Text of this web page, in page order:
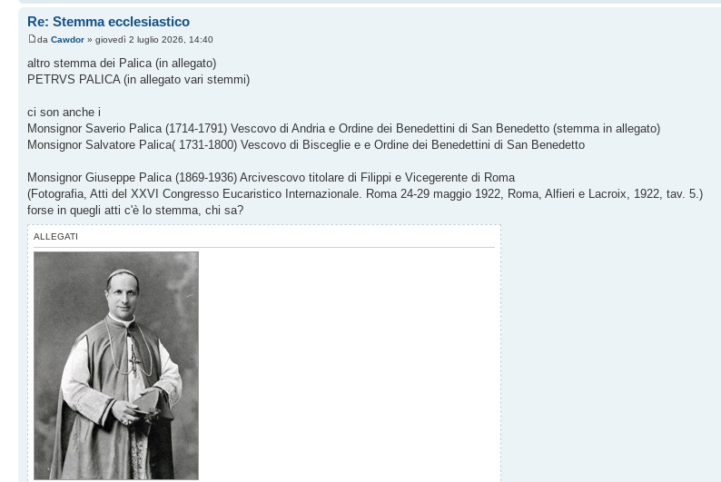
Re: Stemma ecclesiastico
da Cawdor » giovedì 2 luglio 2026, 14:40
altro stemma dei Palica (in allegato)
PETRVS PALICA (in allegato vari stemmi)
ci son anche i
Monsignor Saverio Palica (1714-1791) Vescovo di Andria e Ordine dei Benedettini di San Benedetto (stemma in allegato)
Monsignor Salvatore Palica( 1731-1800) Vescovo di Bisceglie e e Ordine dei Benedettini di San Benedetto
Monsignor Giuseppe Palica (1869-1936) Arcivescovo titolare di Filippi e Vicegerente di Roma
(Fotografia, Atti del XXVI Congresso Eucaristico Internazionale. Roma 24-29 maggio 1922, Roma, Alfieri e Lacroix, 1922, tav. 5.)
forse in quegli atti c'è lo stemma, chi sa?
ALLEGATI